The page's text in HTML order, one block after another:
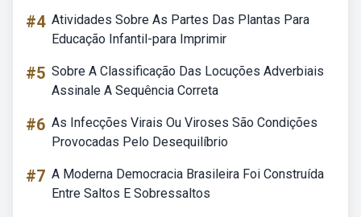
#4 Atividades Sobre As Partes Das Plantas Para
Educação Infantil-para Imprimir
#5 Sobre A Classificação Das Locuções Adverbiais
Assinale A Sequência Correta
#6 As Infecções Virais Ou Viroses São Condições
Provocadas Pelo Desequilíbrio
#7 A Moderna Democracia Brasileira Foi Construída
Entre Saltos E Sobressaltos